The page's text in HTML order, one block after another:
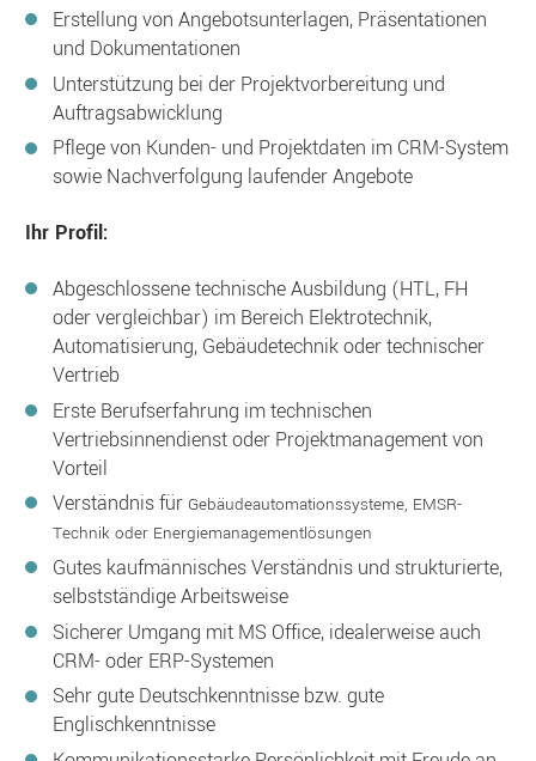
Erstellung von Angebotsunterlagen, Präsentationen
und Dokumentationen
Unterstützung bei der Projektvorbereitung und
Auftragsabwicklung
Pflege von Kunden- und Projektdaten im CRM-System
sowie Nachverfolgung laufender Angebote
Ihr Profil:
Abgeschlossene technische Ausbildung (HTL, FH
oder vergleichbar) im Bereich Elektrotechnik,
Automatisierung, Gebäudetechnik oder technischer
Vertrieb
Erste Berufserfahrung im technischen
Vertriebsinnendienst oder Projektmanagement von
Vorteil
Verständnis für Gebäudeautomationssysteme, EMSR-
Technik oder Energiemanagementlösungen
Gutes kaufmännisches Verständnis und strukturierte,
selbstständige Arbeitsweise
Sicherer Umgang mit MS Office, idealerweise auch
CRM- oder ERP-Systemen
Sehr gute Deutschkenntnisse bzw. gute
Englischkenntnisse